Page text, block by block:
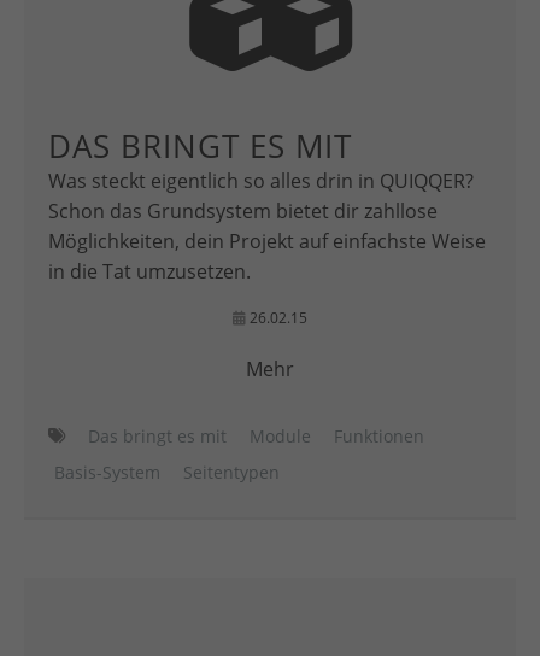
DAS BRINGT ES MIT
Was steckt eigentlich so alles drin in QUIQQER?
Schon das Grundsystem bietet dir zahllose
Möglichkeiten, dein Projekt auf einfachste Weise
in die Tat umzusetzen.
26.02.15
Mehr
Das bringt es mit Module
Funktionen
Basis-System
Seitentypen